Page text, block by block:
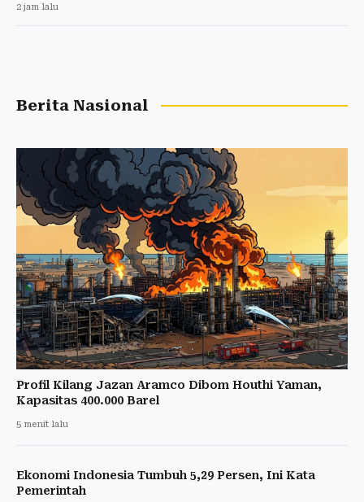
2 jam lalu
Berita Nasional
Profil Kilang Jazan Aramco Dibom Houthi Yaman,
Kapasitas 400.000 Barel
5 menit lalu
Ekonomi Indonesia Tumbuh 5,29 Persen, Ini Kata
Pemerintah